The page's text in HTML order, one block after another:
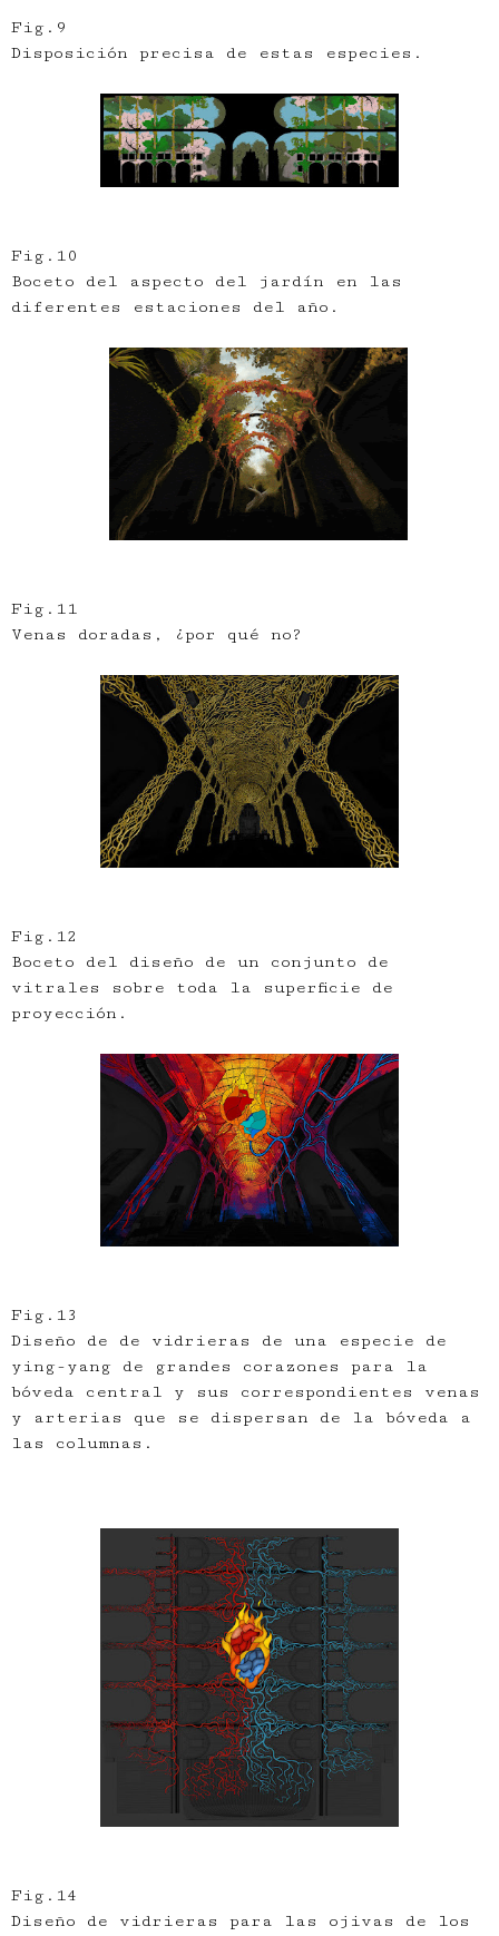
Fig.9
Disposición precisa de estas especies.
Fig.10
Boceto del aspecto del jardín en las
diferentes estaciones del año.
Fig.11
Venas doradas, ¿por qué no?
Fig.12
Boceto del diseño de un conjunto de
vitrales sobre toda la superficie de
proyección.
Fig.13
Diseño de de vidrieras de una especie de
ying-yang de grandes corazones para la
bóveda central y sus correspondientes venas
y arterias que se dispersan de la bóveda a
las columnas.
Fig.14
Diseño de vidrieras para las ojivas de los